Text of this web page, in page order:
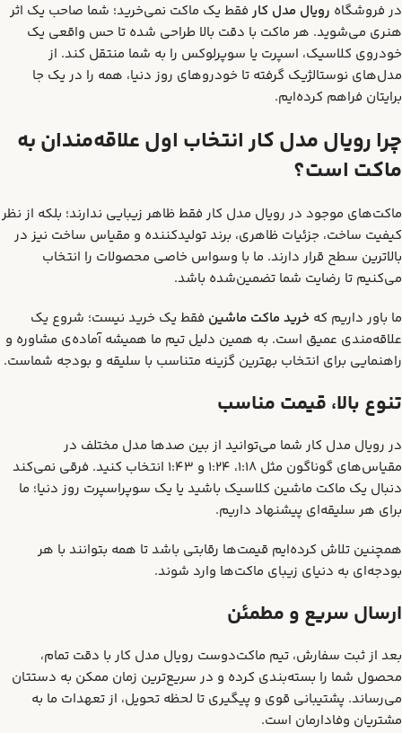
در فروشگاه رویال مدل کار فقط یک ماکت نمی‌خرید؛ شما صاحب یک اثر
هنری می‌شوید. هر ماکت با دقت بالا طراحی شده تا حس واقعی یک
خودروی کلاسیک، اسپرت یا سوپرلوکس را به شما منتقل کند. از
مدل‌های نوستالژیک گرفته تا خودروهای روز دنیا، همه را در یک جا
برایتان فراهم کرده‌ایم.
چرا رویال مدل کار انتخاب اول علاقه‌مندان به
ماکت است؟
ماکت‌های موجود در رویال مدل کار فقط ظاهر زیبایی ندارند؛ بلکه از نظر
کیفیت ساخت، جزئیات ظاهری، برند تولیدکننده و مقیاس ساخت نیز در
بالاترین سطح قرار دارند. ما با وسواس خاصی محصولات را انتخاب
می‌کنیم تا رضایت شما تضمین‌شده باشد.
ما باور داریم که خرید ماکت ماشین فقط یک خرید نیست؛ شروع یک
علاقه‌مندی عمیق است. به همین دلیل تیم ما همیشه آماده‌ی مشاوره و
راهنمایی برای انتخاب بهترین گزینه متناسب با سلیقه و بودجه شماست.
تنوع بالا، قیمت مناسب
در رویال مدل کار شما می‌توانید از بین صدها مدل مختلف در
مقیاس‌های گوناگون مثل 1:18، 1:24 و 1:43 انتخاب کنید. فرقی نمی‌کند
دنبال یک ماکت ماشین کلاسیک باشید یا یک سوپراسپرت روز دنیا؛ ما
برای هر سلیقه‌ای پیشنهاد داریم.
همچنین تلاش کرده‌ایم قیمت‌ها رقابتی باشد تا همه بتوانند با هر
بودجه‌ای به دنیای زیبای ماکت‌ها وارد شوند.
ارسال سریع و مطمئن
بعد از ثبت سفارش، تیم ماکت‌دوست رویال مدل کار با دقت تمام،
محصول شما را بسته‌بندی کرده و در سریع‌ترین زمان ممکن به دستتان
می‌رساند. پشتیبانی قوی و پیگیری تا لحظه تحویل، از تعهدات ما به
مشتریان وفادارمان است.